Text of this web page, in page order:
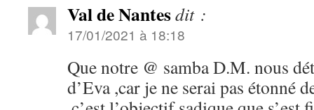
Val de Nantesdit :
17/01/2021 à 18:18
Que notre @ samba D.M. nous
d’Eva ,car je ne serai pas étonné